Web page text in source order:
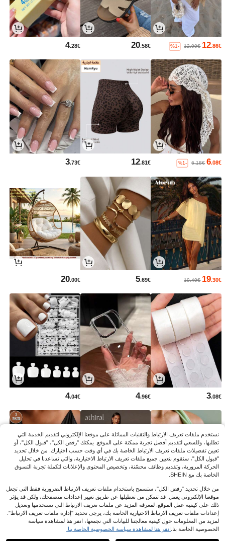
1
12.86€
12.99€
%1-
20.58€
4.28€
6.08€
6.18€
%1-
12.81€
3.73€
19.30€
19.49€
5.69€
20.00€
3.08€
4.96€
4.04€
3.35€
23.49€
4.28€
نستخدم ملفات تعريف الارتباط والتقنيات المماثلة على موقعنا الإلكتروني لتقديم الخدمة التي
تطلبها، وللسعي لتقديم أفضل تجربة ممكنة على الموقع. يمكنك "رفض الكل"، "قبول الكل"، أو
تعيين تفضيلات ملفات تعريف الارتباط الخاصة بك في أي وقت حسب اختيارك. من خلال تحديد
"قبول الكل"، سنقوم بتعيين جميع ملفات تعريف الارتباط الاختيارية، والتي تساعدنا في تحليل
الحركة المرورية، وتقديم وظائف محسّنة، وتخصيص المحتوى والإعلانات لتكملة تجربة التسوق
الخاصة بك مع SHEIN.
من خلال تحديد "رفض الكل"، ستسمح باستخدام ملفات تعريف الارتباط الضرورية فقط التي تجعل
موقعنا الإلكتروني يعمل. قد تتمكن من تعطيلها عن طريق تغيير إعدادات متصفحك، ولكن قد يؤثر
ذلك على كيفية عمل الموقع. لمعرفة المزيد عن ملفات تعريف الارتباط التي نستخدمها وتعديل
إعدادات ملفات تعريف الارتباط الاختيارية الخاصة بك، يرجى تحديد "إدارة ملفات تعريف الارتباط".
لمزيد من المعلومات حول كيفية معالجتنا للبيانات التي نجمعها، انقر هنا لمشاهدة سياسة
الخصوصية الخاصة بنا. انقر هنا لمشاهدة سياسة الخصوصية الخاصة بنا.